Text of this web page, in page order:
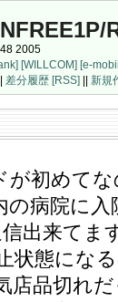
2005
[WILLCOM] [e-
| 差分履歴 [RSS] || 新規